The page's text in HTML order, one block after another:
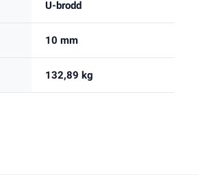
U-brodd
10 mm
132,89 kg